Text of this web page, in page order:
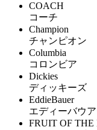
COACH
コーチ
Champion
チャンピオン
Columbia
コロンビア
Dickies
ディッキーズ
EddieBauer
エディーバウ
FRUIT OF THE